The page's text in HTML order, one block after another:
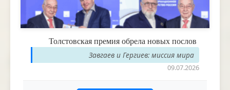
Толстовская премия обрела новых послов
Завгаев и Гергиев: миссия мира
09.07.2026